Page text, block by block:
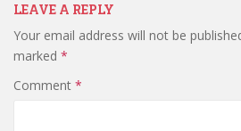
LEAVE A REPLY
Your email address will not be
marked *
Comment *